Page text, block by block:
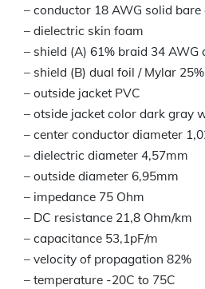
– conductor 18 AWG solid bare
– dielectric skin foam
– shield (A) 61% braid 34
– shield (B) dual foil / Mylar
– outside jacket PVC
– otside jacket color dark gray
– center conductor diameter
– dielectric diameter 4,57mm
– outside diameter 6,95mm
– impedance 75 Ohm
– DC resistance 21,8 Ohm/km
– capacitance 53,1pF/m
– velocity of propagation 82%
– temperature -20C to 75C